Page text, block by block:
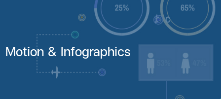
Motion & Infographics